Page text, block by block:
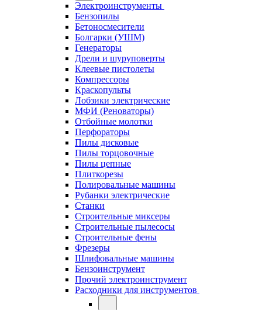
Электроинструменты
Бензопилы
Бетоносмесители
Болгарки (УШМ)
Генераторы
Дрели и шуруповерты
Клеевые пистолеты
Компрессоры
Краскопульты
Лобзики электрические
МФИ (Реноваторы)
Отбойные молотки
Перфораторы
Пилы дисковые
Пилы торцовочные
Пилы цепные
Плиткорезы
Полировальные машины
Рубанки электрические
Станки
Строительные миксеры
Строительные пылесосы
Строительные фены
Фрезеры
Шлифовальные машины
Бензоинструмент
Прочий электроинструмент
Расходники для инструментов